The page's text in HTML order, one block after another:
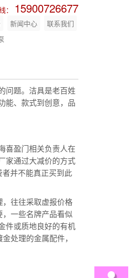
： 15900726677
新闻中心
联系我们
问题。洁具是老百姓
能、款式到创意，品
喜盈门相关负责人在
家通过大减价的方式
并不能真正买到此
往往采取虚报价格
一些名牌产品看似
件或质地良好的有机
处理的金属配件，